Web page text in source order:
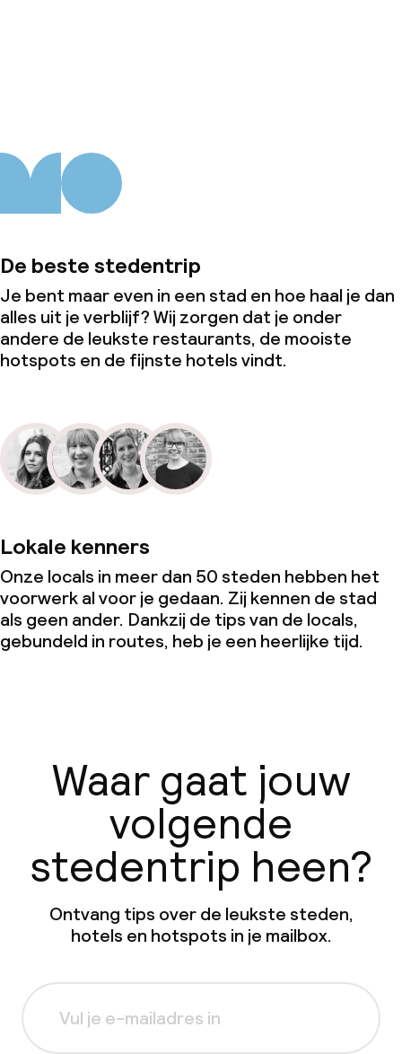
De beste stedentrip
Je bent maar even in een stad en hoe haal je dan
alles uit je verblijf? Wij zorgen dat je onder
andere de leukste restaurants, de mooiste
hotspots en de fijnste hotels vindt.
Lokale kenners
Onze locals in meer dan 50 steden hebben het
voorwerk al voor je gedaan. Zij kennen de stad
als geen ander. Dankzij de tips van de locals,
gebundeld in routes, heb je een heerlijke tijd.
Waar gaat jouw
volgende
stedentrip heen?
Ontvang tips over de leukste steden,
hotels en hotspots in je mailbox.